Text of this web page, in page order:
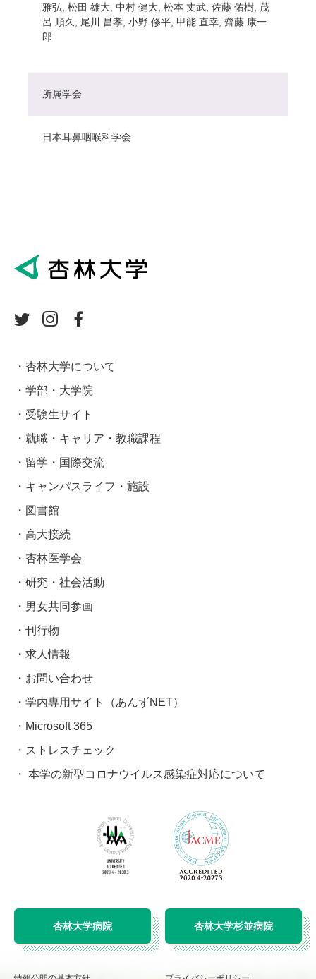
雅弘, 松田 雄大, 中村 健大, 松本 丈武, 佐藤 佑樹, 茂
呂 順久, 尾川 昌孝, 小野 修平, 甲能 直幸, 齋藤 康一
郎
所属学会
日本耳鼻咽喉科学会
杏林大学について
学部・大学院
受験生サイト
就職・キャリア・教職課程
留学・国際交流
キャンパスライフ・施設
図書館
高大接続
杏林医学会
研究・社会活動
男女共同参画
刊行物
求人情報
お問い合わせ
学内専用サイト（あんずNET）
Microsoft 365
ストレスチェック
本学の新型コロナウイルス感染症対応について
杏林大学病院 杏林大学杉並病院